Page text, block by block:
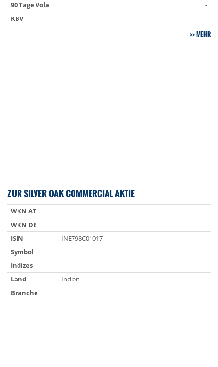
90 Tage Vola
-
KBV
-
MEHR
ZUR SILVER OAK COMMERCIAL AKTIE
WKN AT
WKN DE
ISIN
INE798C01017
Symbol
Indizes
Land
Indien
Branche